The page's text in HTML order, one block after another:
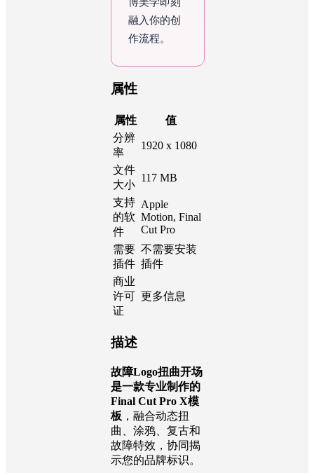
融入你的创
作流程。
属性
属性
值
分辨
率
1920 x 1080
文件
大小
117 MB
支持
的软
件
Apple
Motion, Final
Cut Pro
需要
插件
不需要安装
插件
商业
许可
证
更多信息
描述
故障Logo扭曲开场
是一款专业制作的
Final Cut Pro X模
板 ，融合动态扭
曲、涂鸦、复古和
故障特效，协同揭
示您的品牌标识。